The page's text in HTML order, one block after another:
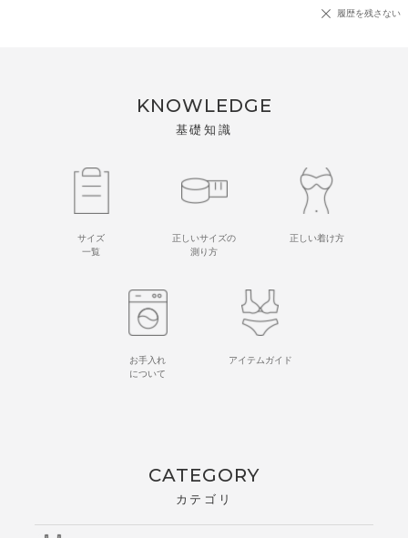
履歴を残さない
KNOWLEDGE
基礎知識
サイズ
一覧
正しいサイズの
測り方
正しい着け方
お手入れ
について
アイテムガイド
CATEGORY
カテゴリ